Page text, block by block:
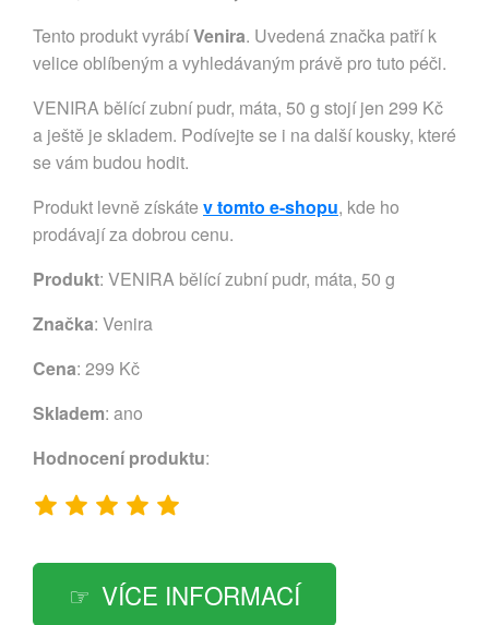
Tento produkt vyrábíVenira. Uvedená značka patří k
velice oblíbeným a vyhledávaným právě pro tuto péči.
VENIRA bělící zubní pudr, máta, 50 g stojí jen 299 Kč
a ještě je skladem. Podívejte se i na další kousky, které
se vám budou hodit.
Produkt levně získáte v tomto e-shopu, kde ho
prodávají za dobrou cenu.
Produkt: VENIRA bělící zubní pudr, máta, 50 g
Značka: Venira
Cena: 299 Kč
Skladem: ano
Hodnocení produktu:
VÍCE INFORMACÍ